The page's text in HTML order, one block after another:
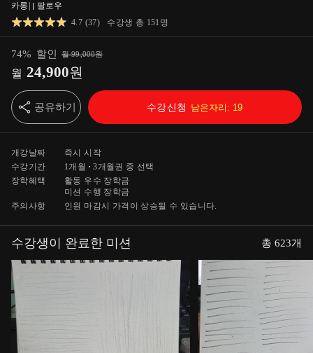
카롱
팔로우
4.7 (37) 수강생 총 151 명
74% 할인 월99,000원
월 24,900원
공유하기 수강신청 남은자리: 19
개강날짜
즉시 시작
수강기간
1개월 3개월 권 중 선택
장학혜택
활동 우수 장학금
미션 수행 장학금
주의사항
인원 마감시 가격이 상승될 수 있습니다.
수강생이 완료한 미션 총 623개